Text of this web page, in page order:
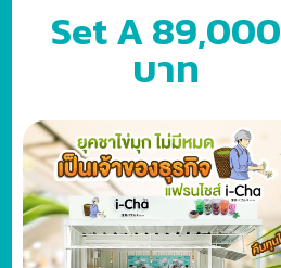
Set A 89,000
บาท